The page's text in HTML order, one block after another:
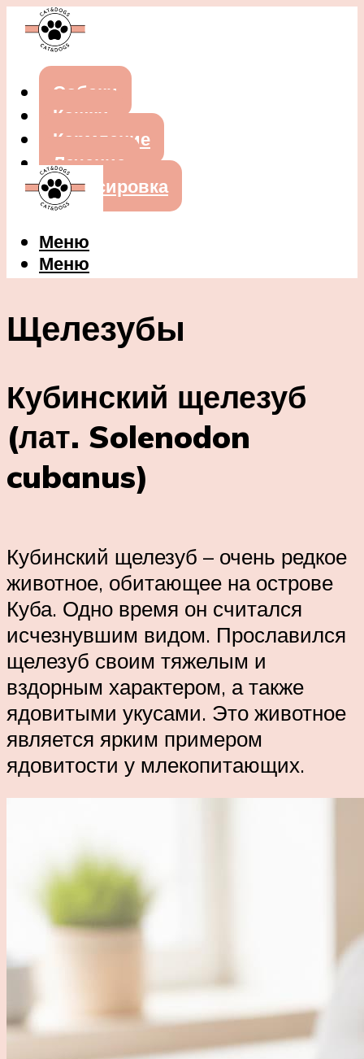
Собаки
Кошки
Кормление
Лечение
Дрессировка
Меню
Меню
Щелезубы
Кубинский щелезуб
(лат. Solenodon
cubanus)
Кубинский щелезуб – очень редкое
животное, обитающее на острове
Куба. Одно время он считался
исчезнувшим видом. Прославился
щелезуб своим тяжелым и
вздорным характером, а также
ядовитыми укусами. Это животное
является ярким примером
ядовитости у млекопитающих.